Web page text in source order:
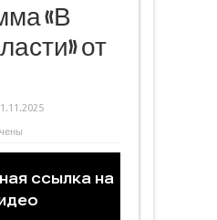
«В
от